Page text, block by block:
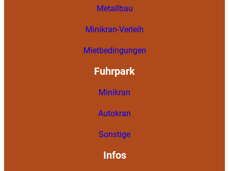
Metallbau
Minikran-Verleih
Mietbedingungen
Fuhrpark
Minikran
Autokran
Sonstige
Infos